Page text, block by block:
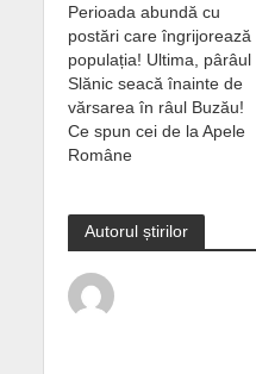
Perioada abundă cu
postări care îngrijorează
populația! Ultima, pârâul
Slănic seacă înainte de
vărsarea în râul Buzău!
Ce spun cei de la Apele
Române
Autorul știrilor